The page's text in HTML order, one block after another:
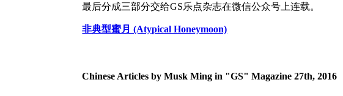
最后分成三部分交给GS乐点杂志在微信公众号上连载。
非典型蜜月 (Atypical Honeymoon)
Chinese Articles by Musk Ming in "GS" Magazine 27th, 2016